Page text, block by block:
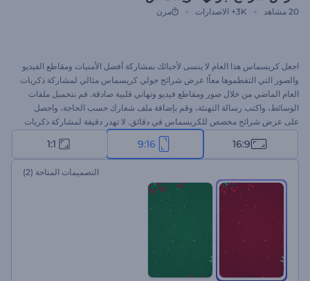
20 مشاهد 3K+ الاصدارات مرن
اجعل كريسماس هذا العام لا ينسى لأحبائك بمشاركة أفضل الأمنيات ومقاطع الفيديو
والصور التي التقطموها معاً! عرض شرائح جولي كريسماس مثالي لمشاركة ذكريات
العام الماضي من خلال صور ومقاطع فيديو وتهاني قلبية صادقة. قم بتحميل ملفات
الوسائط، واكتب رسالة التهنئة، وقم بإضافة ملف شعارك حسب الحاجة، واحصل
على عرض شرائح مخصص للكريسماس في دقائق. لا تهدر دقيقة لمشاركة ذكريات
العام الماضي بأفضل طريقة إبداعية. جرب الآن!
16:9
9:16
1:1
التصميمات المتاحة (2)